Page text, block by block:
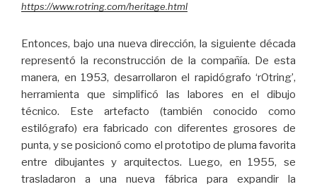
https://www.rotring.com/heritage.html
Entonces, bajo una nueva dirección, la siguiente década
representó la reconstrucción de la compañía. De esta
manera, en 1953, desarrollaron el rapidógrafo ‘rOtring’,
herramienta que simplificó las labores en el dibujo
técnico. Este artefacto (también conocido como
estilógrafo) era fabricado con diferentes grosores de
punta, y se posicionó como el prototipo de pluma favorita
entre dibujantes y arquitectos. Luego, en 1955, se
trasladaron a una nueva fábrica para expandir la